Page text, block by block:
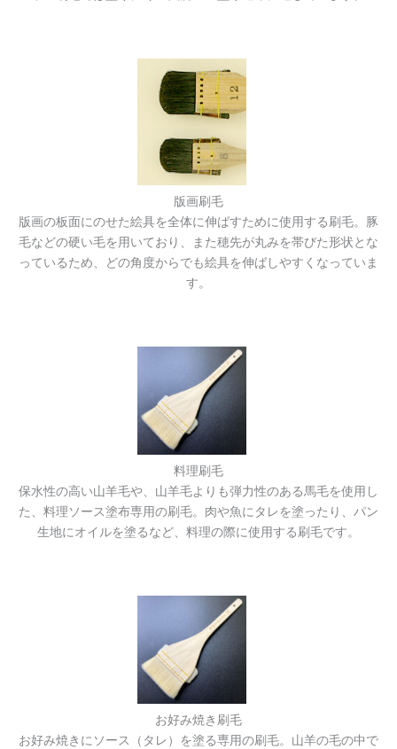
版画刷毛
版画の板面にのせた絵具を全体に伸ばすために使用する刷毛。豚
毛などの硬い毛を用いており、また穂先が丸みを帯びた形状とな
っているため、どの角度からでも絵具を伸ばしやすくなっていま
す。
料理刷毛
保水性の高い山羊毛や、山羊毛よりも弾力性のある馬毛を使用し
た、料理ソース塗布専用の刷毛。肉や魚にタレを塗ったり、パン
生地にオイルを塗るなど、料理の際に使用する刷毛です。
お好み焼き刷毛
お好み焼きにソース（タレ）を塗る専用の刷毛。山羊の毛の中で